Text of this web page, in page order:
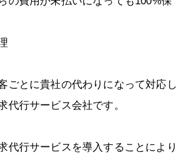
ごとに貴社の代わりになって対応し
代行サービス会社です。
代行サービスを導入することにより